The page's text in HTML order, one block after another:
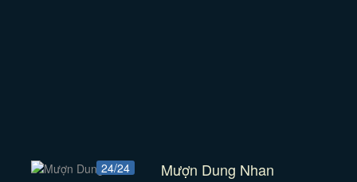
24/24 Mượn Dung Nhan